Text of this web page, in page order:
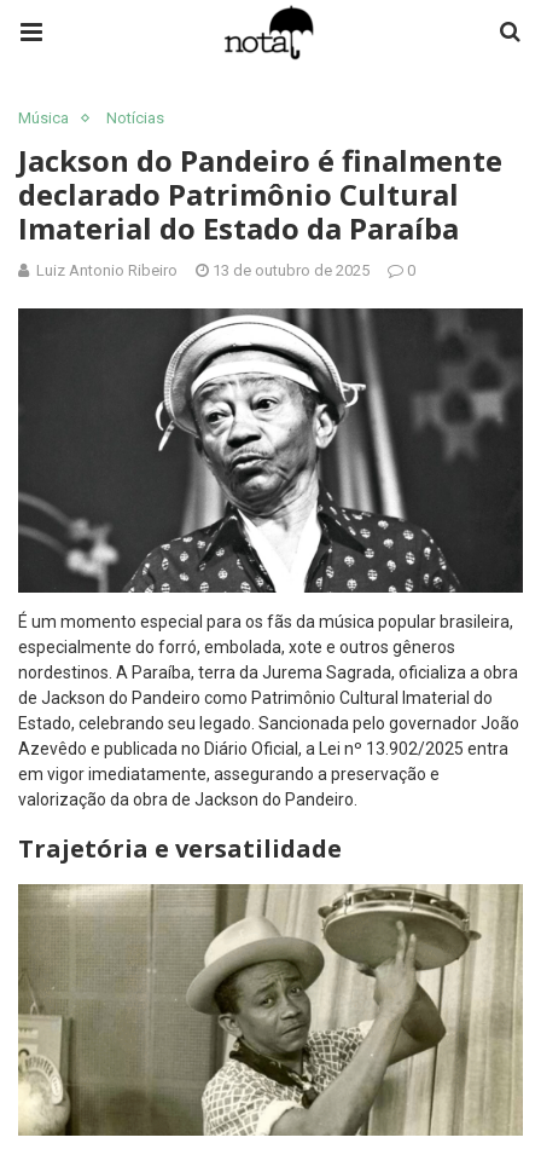
Música Notícias
Jackson do Pandeiro é finalmente
declarado Patrimônio Cultural
Imaterial do Estado da Paraíba
Luiz Antonio Ribeiro 13 de outubro de 2025 0
É um momento especial para os fãs da música popular brasileira,
especialmente do forró, embolada, xote e outros gêneros
nordestinos. A Paraíba, terra da Jurema Sagrada, oficializa a obra
de Jackson do Pandeiro como Patrimônio Cultural Imaterial do
Estado, celebrando seu legado. Sancionada pelo governador João
Azevêdo e publicada no Diário Oficial, a Lei nº 13.902/2025 entra
em vigor imediatamente, assegurando a preservação e
valorização da obra de Jackson do Pandeiro.
Trajetória e versatilidade